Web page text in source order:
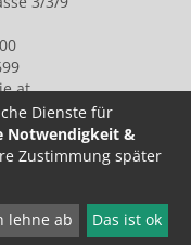
Dienste für
Notwendigkeit &
Zustimmung später
lehne ab Das ist ok